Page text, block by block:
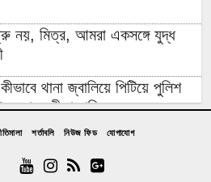
নয়, মিত্র, আমরা একসঙ্গে যুদ্ধ
থানা জ্বালিয়ে পিটিয়ে পুলিশ
নেতার স্বীকারোক্তি
চুক্তি বাড়ালেন ভিনিসিউস
ঠেকলো ৩২৬ কোটিতে, ২০০
শর্তাবলি নিউজ ফিড যোগাযোগ